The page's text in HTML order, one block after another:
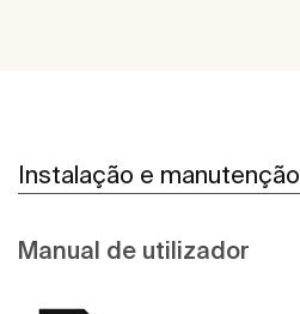
Instalação e manutenção
Manual de utilizador